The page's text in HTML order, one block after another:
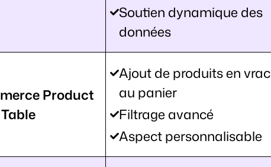
Soutien dynamique des
données
Product
Table
Ajout de produits en vrac
au panier
Filtrage avancé
Aspect personnalisable